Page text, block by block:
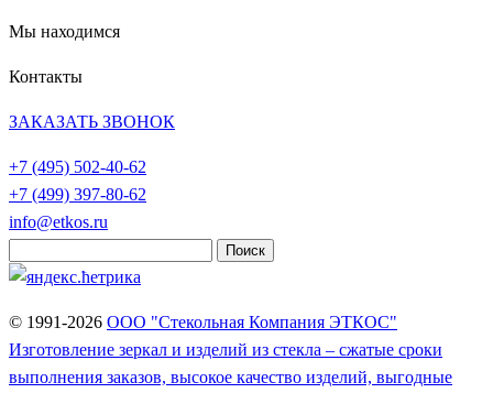
Мы находимся
Контакты
ЗАКАЗАТЬ ЗВОНОК
+7 (495) 502-40-62
+7 (499) 397-80-62
info@etkos.ru
© 1991-2026 ООО "Стекольная Компания ЭТКОС"
Изготовление зеркал и изделий из стекла – сжатые сроки
выполнения заказов, высокое качество изделий, выгодные